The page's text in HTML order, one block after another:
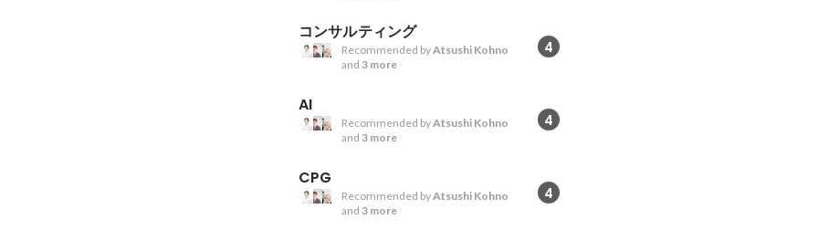
コンサルティング
4
Recommended byAtsushi Kohno
and 3 more
AI
4
Recommended byAtsushi Kohno
and 3 more
CPG
4
Recommended byAtsushi Kohno
and 3 more